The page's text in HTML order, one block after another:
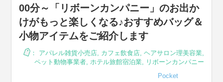
00分～「リボーンカンパニー」のお出か
けがもっと楽しくなる♪おすすめバッグ＆
小物アイテムをご紹介します
： アパレル雑貨小売店, カフェ飲食店, ヘアサロン理美容業,
ペット動物事業者, ホテル旅館宿泊業, リボーンカンパニー
Pocket